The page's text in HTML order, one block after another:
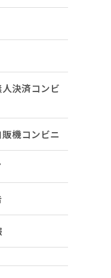
決済コンビ
機コンビニ